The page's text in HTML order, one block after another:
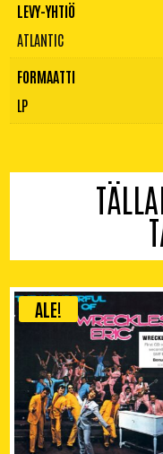
LEVY-YHTIÖ
ATLANTIC
FORMAATTI
LP
ALE!